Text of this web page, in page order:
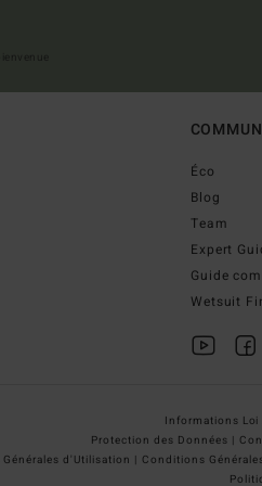
Éco
Blog
Team
Expert
Guide
Wetsuit
Informations Loi
Protection des Données |
d'Utilisation | Conditions